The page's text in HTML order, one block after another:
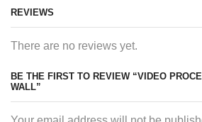
REVIEWS
There are no reviews yet.
BE THE FIRST TO REVIEW “VIDEO
WALL”